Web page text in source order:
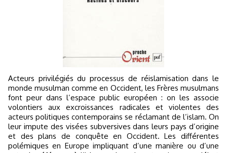
Acteurs privilégiés du processus de réislamisation dans le
monde musulman comme en Occident, les Frères musulmans
font peur dans l’espace public européen : on les associe
volontiers aux excroissances radicales et violentes des
acteurs politiques contemporains se réclamant de l’islam. On
leur impute des visées subversives dans leurs pays d’origine
et des plans de conquête en Occident. Les différentes
polémiques en Europe impliquant d’une manière ou d’une